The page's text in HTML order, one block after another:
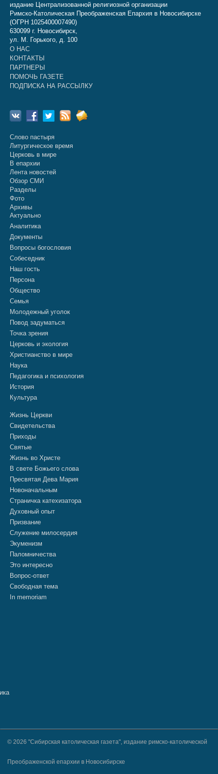
издание Централизованной религиозной организации
Римско-Католическая Преображенская Епархия в Новосибирске
(ОГРН 1025400007490)
630099 г. Новосибирск,
ул. М. Горького, д. 100
О НАС
КОНТАКТЫ
ПАРТНЕРЫ
ПОМОЧЬ ГАЗЕТЕ
ПОДПИСКА НА РАССЫЛКУ
Слово пастыря
Литургическое время
Церковь в мире
В епархии
Лента новостей
Обзор СМИ
Разделы
Фото
Архивы
Актуально
Аналитика
Документы
Вопросы богословия
Собеседник
Наш гость
Персона
Общество
Семья
Молодежный уголок
Повод задуматься
Точка зрения
Церковь и экология
Христианство в мире
Наука
Педагогика и психология
История
Культура
Жизнь Церкви
Свидетельства
Приходы
Святые
Жизнь во Христе
В свете Божьего слова
Пресвятая Дева Мария
Новоначальным
Страничка катехизатора
Духовный опыт
Призвание
Служение милосердия
Экуменизм
Паломничества
Это интересно
Вопрос-ответ
Свободная тема
In memoriam
© 2026 "Сибирская католическая газета", издание римско-католической
Преображенской епархии в Новосибирске